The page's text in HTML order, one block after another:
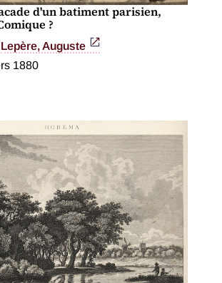
d'un batiment parisien,
?
Lepère, Auguste
1880